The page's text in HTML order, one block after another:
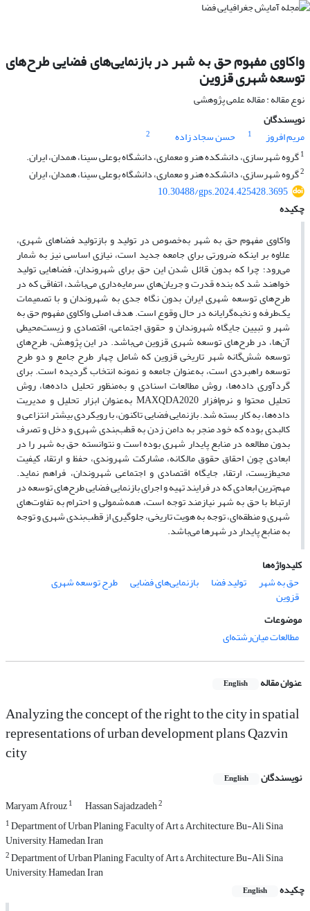
واکاوی مفهوم حق به شهر در بازنمایی‌های فضایی طرح‌های
توسعه شهری قزوین
نوع مقاله : مقاله علمی پژوهشی
نویسندگان
مریم افروز
1 حسن سجاد زاده
2
1گروه شهرسازی، دانشکده هنر و معماری، دانشگاه بوعلی سینا، همدان، ایران.
2گروه شهرسازی، دانشکده هنر و معماری، دانشگاه بوعلی سینا، همدان، ایران
10.30488/gps.2024.425428.3695
چکیده
واکاوی مفهوم حق به شهر به‌خصوص در تولید و بازتولید فضاهای شهری،
علاوه بر اینکه ضرورتی برای جامعه جدید است، نیازی اساسی نیز به شمار
می‌رود؛ چرا که بدون قائل شدن این حق برای شهروندان، فضاهایی تولید
خواهند شد که بنده قدرت و جریان‌های سرمایه‌داری می‌باشد، اتفاقی که در
طرح‌های توسعه شهری ایران بدون نگاه جدی به شهروندان و با تصمیمات
یک‌طرفه و نخبه‌گرایانه در حال وقوع است. هدف اصلی واکاوی مفهوم حق به
شهر و تبیین جایگاه شهروندان و حقوق اجتماعی، اقتصادی و زیست‌محیطی
آن‌ها، در طرح‌های توسعه شهری قزوین می‌باشد. در این پژوهش، طرح‌های
توسعه شش‌گانه شهر تاریخی قزوین که شامل چهار طرح جامع و دو طرح
توسعه راهبردی است، به‌عنوان جامعه و نمونه انتخاب گردیده است. برای
گردآوری داده‌ها، روش مطالعات اسنادی و به‌منظور تحلیل داده‌ها، روش
تحلیل محتوا و نرم‌افزار MAXQDA2020 به‌عنوان ابزار تحلیل و مدیریت
داده‌ها، به کار بسته شد. بازنمایی فضایی تاکنون، با رویکردی بیشتر انتزاعی و
کالبدی بوده که خود منجر به دامن زدن به قطب‌بندی شهری و دخل و تصرف
بدون مطالعه در منابع پایدار شهری بوده است و نتوانسته حق به شهر را در
ابعادی چون احقاق حقوق مالکانه، مشارکت شهروندی، حفظ و ارتقاء کیفیت
محیط‌زیست، ارتقاء جایگاه اقتصادی و اجتماعی شهروندان، فراهم نماید.
مهم‌ترین ابعادی که در فرایند تهیه و اجرای بازنمایی فضایی طرح‌های توسعه در
ارتباط با حق به شهر نیازمند توجه است، همه‌شمولی و احترام به تفاوت‌های
شهری و منطقه‌ای، توجه به هویت تاریخی، جلوگیری از قطب‌بندی شهری و توجه
به منابع پایدار در شهرها می‌باشد.
کلیدواژه‌ها
حق به شهر
تولید فضا بازنمایی‌های فضایی طرح توسعه شهری
قزوین
موضوعات
مطالعات میان‌رشته‌ای
عنوان مقاله English
Analyzing the concept of the right to the city in spatial
representations of urban development plans Qazvin
city
نویسندگان English
Maryam Afrouz1 Hassan Sajadzadeh2
1Department of Urban Planing, Faculty of Art & Architecture, Bu-Ali Sina
University, Hamedan, Iran
2Department of Urban Planing, Faculty of Art & Architecture, Bu-Ali Sina
University, Hamedan, Iran
چکیده
English